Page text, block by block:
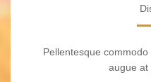
Pellentesque
augue at